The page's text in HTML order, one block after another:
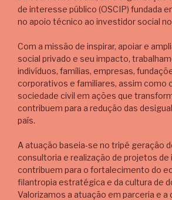
de interesse público (OSCIP) fundada
no apoio técnico ao investidor social
Com a missão de inspirar, apoiar e
social privado e seu impacto,
indivíduos, famílias, empresas,
corporativos e familiares, assim como
sociedade civil em ações que
contribuem para a redução das
país.
A atuação baseia-se no tripé geração
consultoria e realização de projetos de
contribuem para o fortalecimento do
filantropia estratégica e da cultura de
Valorizamos a atuação em parceria e a